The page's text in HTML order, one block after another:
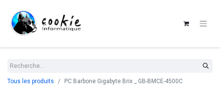
Tous les produits PC Barbone Gigabyte Brix _ GB-BMCE-4500C